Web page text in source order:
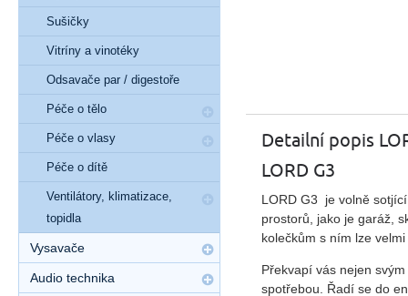
Detailní popis
LORD G3
LORD G3 je volně
prostorů, jako je garáž,
kolečkům s ním lze
Překvapí vás nejen
spotřebou. Řadí se do
Sušičky
Vitríny a vinotéky
Odsavače par / digestoře
Péče o tělo
Péče o vlasy
Péče o dítě
Ventilátory, klimatizace,
topidla
Vysavače
Audio technika